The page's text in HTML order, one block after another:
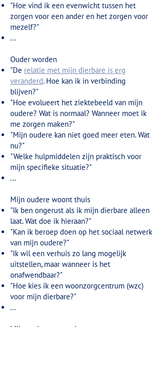
"Hoe vind ik een evenwicht tussen het
zorgen voor een ander en het zorgen voor
mezelf?"
...
Ouder worden
"De relatie met mijn dierbare is erg
veranderd. Hoe kan ik in verbinding
blijven?"
"Hoe evolueert het ziektebeeld van mijn
oudere? Wat is normaal? Wanneer moet ik
me zorgen maken?"
"Mijn oudere kan niet goed meer eten. Wat
nu?"
"Welke hulpmiddelen zijn praktisch voor
mijn specifieke situatie?"
...
​Mijn oudere woont thuis
"Ik ben ongerust als ik mijn dierbare alleen
laat. Wat doe ik hieraan?"
"Kan ik beroep doen op het sociaal netwerk
van mijn oudere?"
"Ik wil een verhuis zo lang mogelijk
uitstellen, maar wanneer is het
onafwendbaar?"
"Hoe kies ik een woonzorgcentrum (wzc)
voor mijn dierbare?"
...
Mijn oudere woont in een